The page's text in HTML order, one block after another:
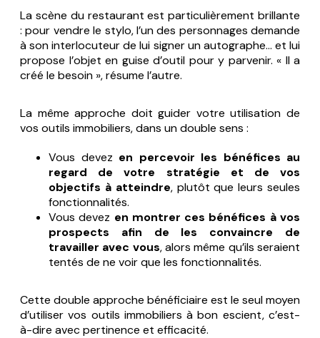
La scène du restaurant est particulièrement brillante
: pour vendre le stylo, l’un des personnages demande
à son interlocuteur de lui signer un autographe… et lui
propose l’objet en guise d’outil pour y parvenir. « Il a
créé le besoin », résume l’autre.
La même approche doit guider votre utilisation de
vos outils immobiliers, dans un double sens :
Vous devez en percevoir les bénéfices au
regard de votre stratégie et de vos
objectifs à atteindre, plutôt que leurs seules
fonctionnalités.
Vous devez en montrer ces bénéfices à vos
prospects afin de les convaincre de
travailler avec vous, alors même qu’ils seraient
tentés de ne voir que les fonctionnalités.
Cette double approche bénéficiaire est le seul moyen
d’utiliser vos outils immobiliers à bon escient, c’est-
à-dire avec pertinence et efficacité.